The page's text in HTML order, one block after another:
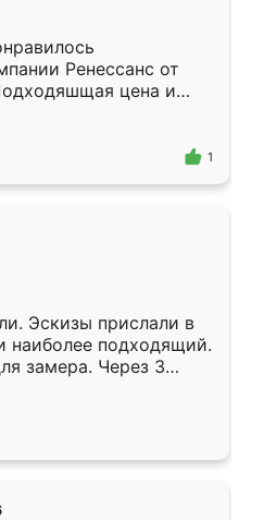
Ренессанс от
цена и
Приехавший
Владислав
эскизу самый
1
Эскизы прислали в
наиболее подходящий.
замера. Через 3
готова. Остались
Ренессанс
работу!